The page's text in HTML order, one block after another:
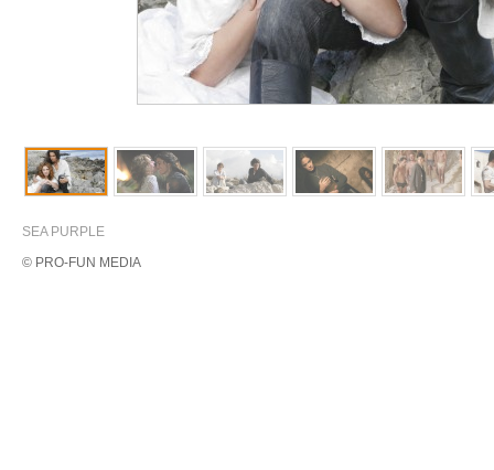
SEA PURPLE
© PRO-FUN MEDIA